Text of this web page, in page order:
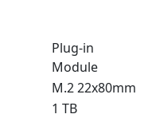
Plug-in
Module
M.2 22x80mm
1 TB